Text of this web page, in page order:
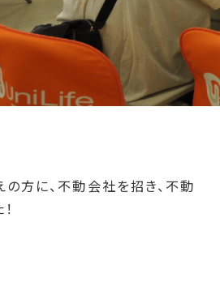
方に、不動会社を招き、不動